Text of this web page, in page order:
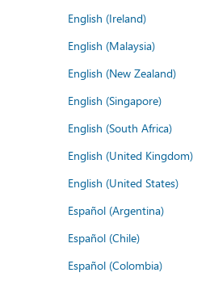
English (Ireland)
English (Malaysia)
English (New Zealand)
English (Singapore)
English (South Africa)
English (United Kingdom)
English (United States)
Español (Argentina)
Español (Chile)
Español (Colombia)